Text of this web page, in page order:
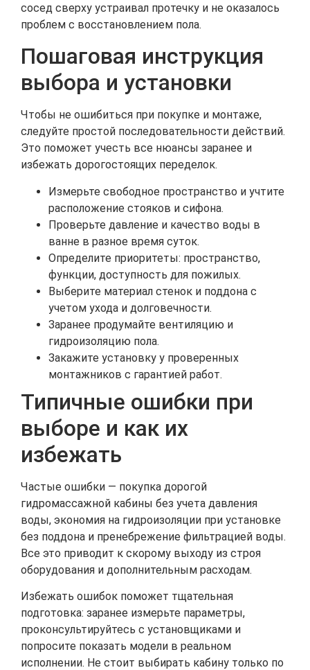
сосед сверху устраивал протечку и не оказалось
проблем с восстановлением пола.
Пошаговая инструкция
выбора и установки
Чтобы не ошибиться при покупке и монтаже,
следуйте простой последовательности действий.
Это поможет учесть все нюансы заранее и
избежать дорогостоящих переделок.
Измерьте свободное пространство и учтите
расположение стояков и сифона.
Проверьте давление и качество воды в
ванне в разное время суток.
Определите приоритеты: пространство,
функции, доступность для пожилых.
Выберите материал стенок и поддона с
учетом ухода и долговечности.
Заранее продумайте вентиляцию и
гидроизоляцию пола.
Закажите установку у проверенных
монтажников с гарантией работ.
Типичные ошибки при
выборе и как их
избежать
Частые ошибки — покупка дорогой
гидромассажной кабины без учета давления
воды, экономия на гидроизоляции при установке
без поддона и пренебрежение фильтрацией воды.
Все это приводит к скорому выходу из строя
оборудования и дополнительным расходам.
Избежать ошибок поможет тщательная
подготовка: заранее измерьте параметры,
проконсультируйтесь с установщиками и
попросите показать модели в реальном
исполнении. Не стоит выбирать кабину только по